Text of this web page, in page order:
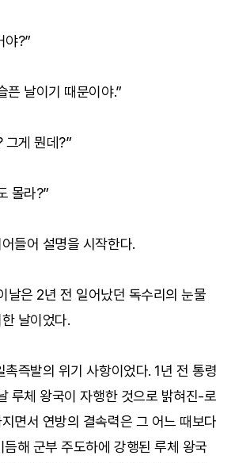
야?”
픈 날이기 때문이야.”
그게 뭔데?”
몰라?”
들어 설명을 시작한다.
날은 2년 전 일어났던 독수리의 눈물
날이었다.
촉즉발의 위기 사항이었다. 1년 전 통령
루체 왕국이 자행한 것으로 밝혀진-로
면서 연방의 결속력은 그 어느 때보다
듬해 군부 주도하에 강행된 루체 왕국